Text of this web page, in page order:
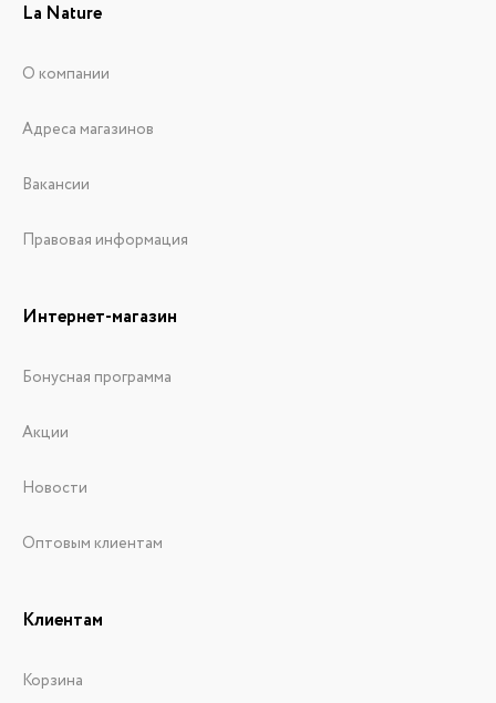
La Nature
О компании
Адреса магазинов
Вакансии
Правовая информация
Интернет-магазин
Бонусная программа
Акции
Новости
Оптовым клиентам
Клиентам
Корзина